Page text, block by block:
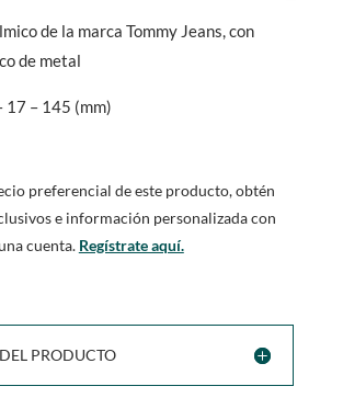
de la marca Tommy Jeans, con
de metal
17 – 145 (mm)
preferencial de este producto, obtén
e información personalizada con
cuenta. Regístrate aquí.
PRODUCTO